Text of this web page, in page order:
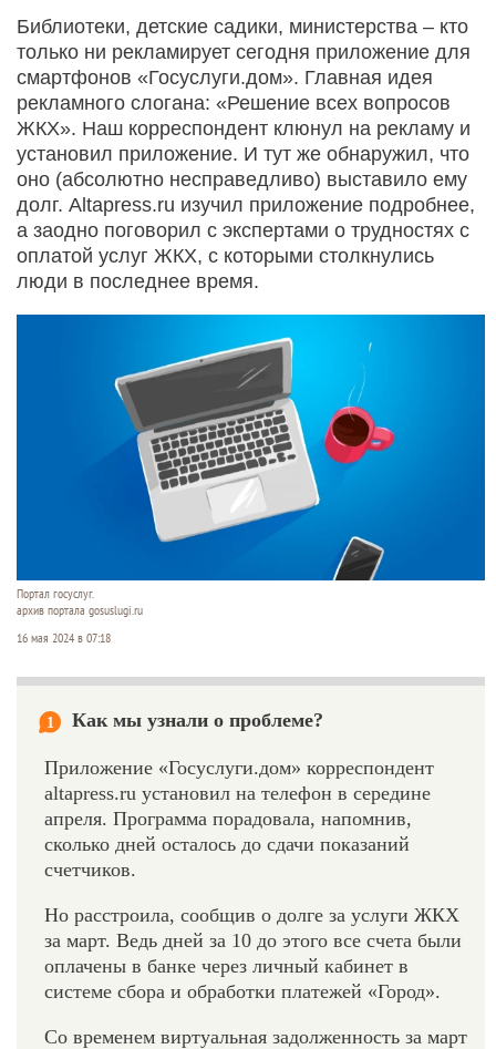
Библиотеки, детские садики, министерства – кто
только ни рекламирует сегодня приложение для
смартфонов «Госуслуги.дом». Главная идея
рекламного слогана: «Решение всех вопросов
ЖКХ». Наш корреспондент клюнул на рекламу и
установил приложение. И тут же обнаружил, что
оно (абсолютно несправедливо) выставило ему
долг. Altapress.ru изучил приложение подробнее,
а заодно поговорил с экспертами о трудностях с
оплатой услуг ЖКХ, с которыми столкнулись
люди в последнее время.
Портал госуслуг.
архив портала gosuslugi.ru
16 мая 2024 в 07:18
1 Как мы узнали о проблеме?
Приложение «Госуслуги.дом» корреспондент
altapress.ru установил на телефон в середине
апреля. Программа порадовала, напомнив,
сколько дней осталось до сдачи показаний
счетчиков.
Но расстроила, сообщив о долге за услуги ЖКХ
за март. Ведь дней за 10 до этого все счета были
оплачены в банке через личный кабинет в
системе сбора и обработки платежей «Город».
Со временем виртуальная задолженность за март